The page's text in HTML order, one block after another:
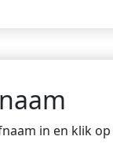
in en klik